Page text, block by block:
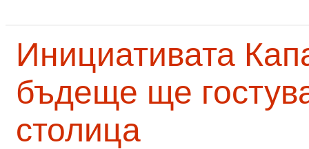
Инициативата
бъдеще ще
столица